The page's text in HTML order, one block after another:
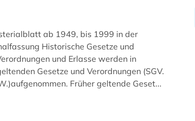
ab 1949, bis 1999 in der
Historische Gesetze und
und Erlasse werden in
Gesetze und Verordnungen (SGV.
Früher geltende Geset...